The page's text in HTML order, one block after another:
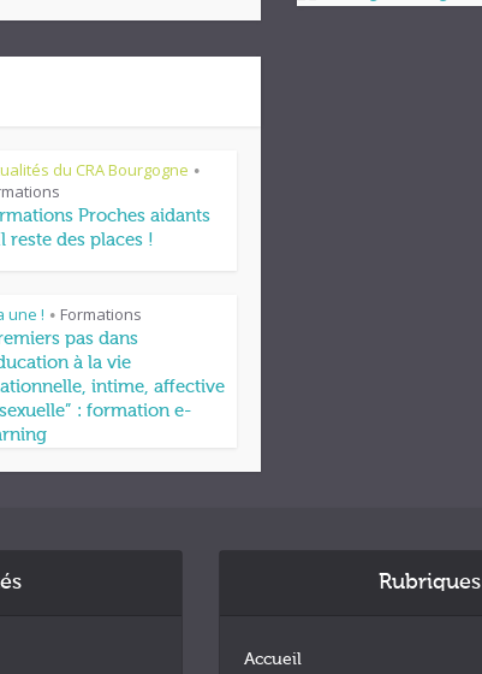
du CRA Bourgogne •
Proches aidants
reste des places !
une ! • Formations
pas dans
à la vie
intime, affective
: formation e-
Rubriques
Accueil